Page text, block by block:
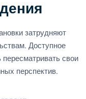
затрудняют
Доступное
свои
перспектив.